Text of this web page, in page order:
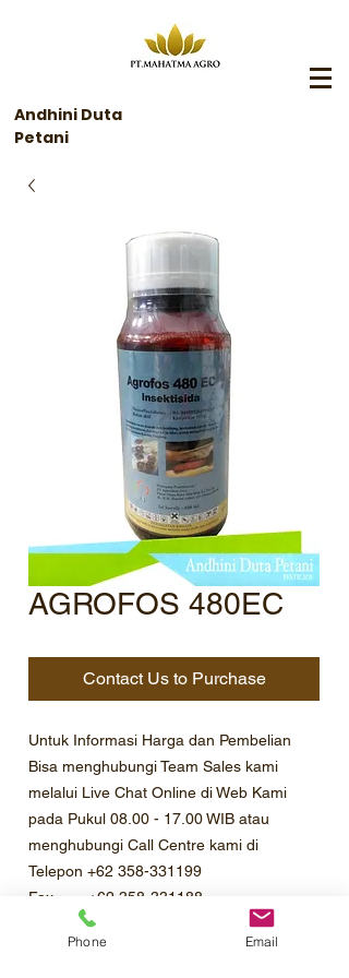
Andhini Duta
Petani
AGROFOS 480EC
Contact Us to Purchase
Untuk Informasi Harga dan Pembelian
Bisa menghubungi Team Sales kami
melalui Live Chat Online di Web Kami
pada Pukul 08.00 - 17.00 WIB atau
menghubungi Call Centre kami di
Telepon +62 358-331199
Fax +62 358-331188
Email sales@andhini.com
Phone Email